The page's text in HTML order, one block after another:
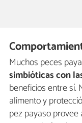
Muchos peces
simbióticas con
beneficios entre sí.
alimento y
pez payaso